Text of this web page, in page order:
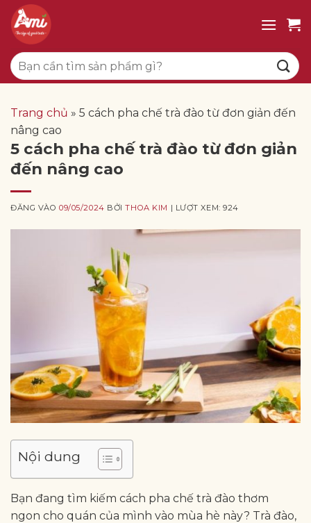
qua
dung
Tìm
kiếm:
Trang chủ » 5 cách pha chế trà đào từ đơn giản đến
nâng cao
5 cách pha chế trà đào từ đơn giản
đến nâng cao
ĐĂNG VÀO09/05/2024 BỞITHOA KIM | LƯỢT XEM: 924
Nội dung
Bạn đang tìm kiếm cách pha chế trà đào thơm
ngon cho quán của mình vào mùa hè này? Trà đào,